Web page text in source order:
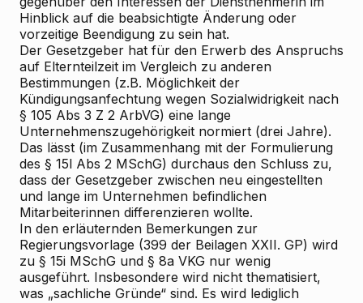
Hinblick auf die beabsichtigte Änderung oder
vorzeitige Beendigung zu sein hat.
Der Gesetzgeber hat für den Erwerb des Anspruchs
auf Elternteilzeit im Vergleich zu anderen
Bestimmungen (z.B. Möglichkeit der
Kündigungsanfechtung wegen Sozialwidrigkeit nach
§ 105 Abs 3 Z 2 ArbVG) eine lange
Unternehmenszugehörigkeit normiert (drei Jahre).
Das lässt (im Zusammenhang mit der Formulierung
des § 15l Abs 2 MSchG) durchaus den Schluss zu,
dass der Gesetzgeber zwischen neu eingestellten
und lange im Unternehmen befindlichen
Mitarbeiterinnen differenzieren wollte.
In den erläuternden Bemerkungen zur
Regierungsvorlage (399 der Beilagen XXII. GP) wird
zu § 15i MSchG und § 8a VKG nur wenig
ausgeführt. Insbesondere wird nicht thematisiert,
was „sachliche Gründe“ sind. Es wird lediglich